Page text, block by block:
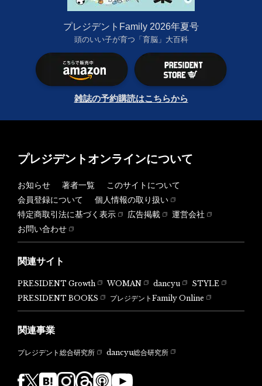
プレジデントFamily 2026年夏号
頭のいい子が育つ「育脳」大百科
雑誌の予約購読はこちらから
プレジデントオンラインについて
お知らせ 著者一覧
このサイトについて
会員登録について
個人情報の取り扱い
特定商取引法に基づく表示
広告掲載
運営会社
お問い合わせ
関連サイト
PRESIDENT Growth WOMAN dancyu
STYLE
PRESIDENT BOOKS
プレジデントFamily Online
関連事業
プレジデント総合研究所 dancyu総合研究所